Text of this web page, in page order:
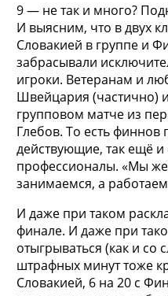
9 — не так и много?
И выясним, что в двух
Словакией в группе и
забрасывали
игроки. Ветеранам и
Швейцария (частично)
групповом матче из
Глебов. То есть
действующие, так ещё
профессионалы. «Мы же
занимаемся, а
И даже при таком
финале. И даже при
отыгрываться (как и со
штрафных минут тоже
Словакией, 6 на 20 с